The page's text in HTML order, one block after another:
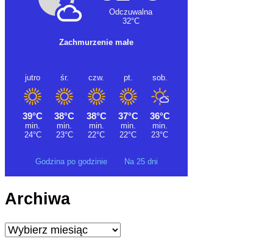
Godzina po godzinie Na 25 dni
Archiwa
Archiwa